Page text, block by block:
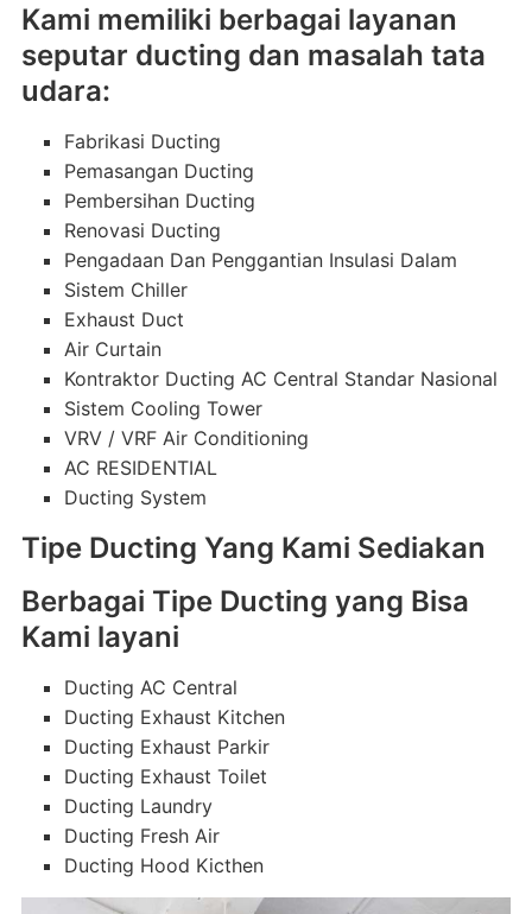
Kami memiliki berbagai layanan
seputar ducting dan masalah tata
udara:
Fabrikasi Ducting
Pemasangan Ducting
Pembersihan Ducting
Renovasi Ducting
Pengadaan Dan Penggantian Insulasi Dalam
Sistem Chiller
Exhaust Duct
Air Curtain
Kontraktor Ducting AC Central Standar Nasional
Sistem Cooling Tower
VRV / VRF Air Conditioning
AC RESIDENTIAL
Ducting System
Tipe Ducting Yang Kami Sediakan
Berbagai Tipe Ducting yang Bisa
Kami layani
Ducting AC Central
Ducting Exhaust Kitchen
Ducting Exhaust Parkir
Ducting Exhaust Toilet
Ducting Laundry
Ducting Fresh Air
Ducting Hood Kicthen